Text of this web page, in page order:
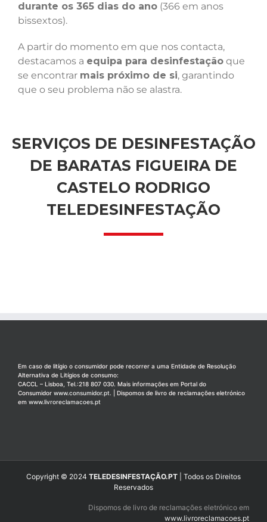
durante os 365 dias do ano (366 em anos
bissextos).
A partir do momento em que nos contacta,
destacamos a equipa para desinfestação que
se encontrar mais próximo de si, garantindo
que o seu problema não se alastra.
SERVIÇOS DE DESINFESTAÇÃO
DE BARATAS FIGUEIRA DE
CASTELO RODRIGO
TELEDESINFESTAÇÃO
Em caso de litígio o consumidor pode recorrer a uma Entidade de Resolução
Alternativa de Litígios de consumo:
CACCL – Lisboa, Tel.:218 807 030. Mais informações em Portal do
Consumidor www.consumidor.pt. | Dispomos de livro de reclamações eletrónico
em www.livroreclamacoes.pt
Copyright © 2024 TELEDESINFESTAÇÃO.PT | Todos os Direitos
Reservados
Dispomos de livro de reclamações eletrónico em
www.livroreclamacoes.pt